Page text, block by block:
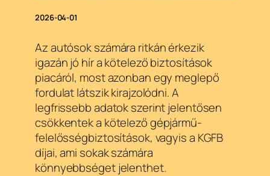
2026-04-01
Az autósok számára ritkán érkezik
igazán jó hír a kötelező biztosítások
piacáról, most azonban egy meglepő
fordulat látszik kirajzolódni. A
legfrissebb adatok szerint jelentősen
csökkentek a kötelező gépjármű-
felelősségbiztosítások, vagyis a KGFB
díjai, ami sokak számára
könnyebbséget jelenthet.